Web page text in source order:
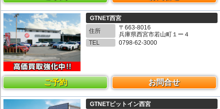
GTNET西宮
住所
〒663-8016
兵庫県西宮市若山町１ー４
TEL
0798-62-3000
ご予約 お問合せ
GTNETピットイン西宮